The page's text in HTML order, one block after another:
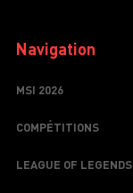
Navigation
MSI 2026
COMPÉTITIONS
LEAGUE OF LEGENDS